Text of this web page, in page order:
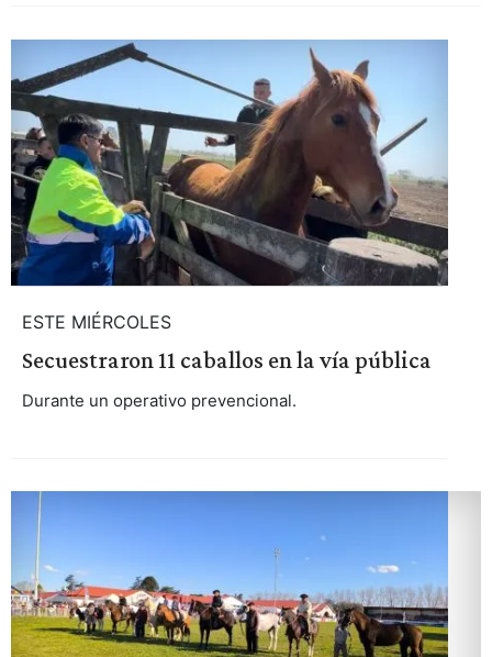
ESTE MIÉRCOLES
Secuestraron 11 caballos en la vía pública
Durante un operativo prevencional.